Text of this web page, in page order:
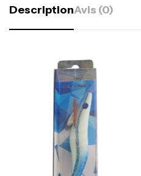
DescriptionAvis (0)